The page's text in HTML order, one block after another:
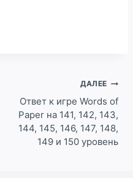
ДАЛЕЕ
Ответ к игре Words of
Paper на 141, 142, 143,
144, 145, 146, 147, 148,
149 и 150 уровень